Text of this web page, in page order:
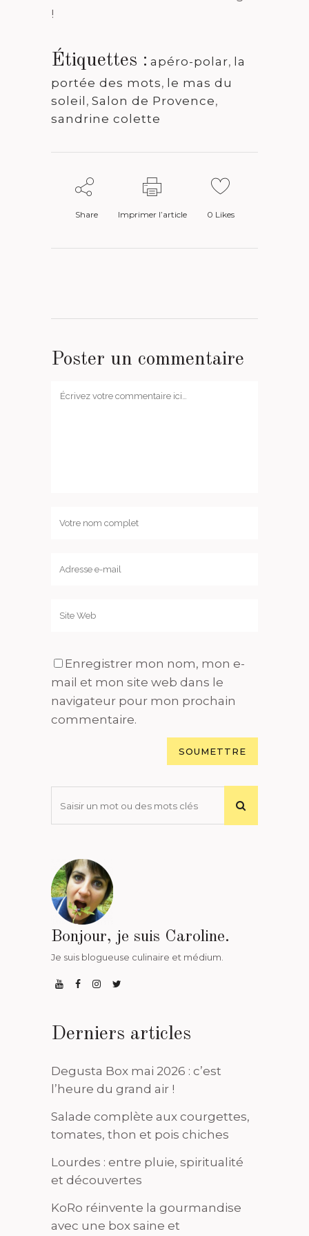
!
Étiquettes : apéro-polar, la
portée des mots, le mas du
soleil , Salon de Provence,
sandrine colette
Share Imprimer l’article 0 Likes
Poster un commentaire
Enregistrer mon nom, mon e-
mail et mon site web dans le
navigateur pour mon prochain
commentaire.
Bonjour, je suis Caroline.
Je suis blogueuse culinaire et médium.
Derniers articles
Degusta Box mai 2026 : c’est
l’heure du grand air !
Salade complète aux courgettes,
tomates, thon et pois chiches
Lourdes : entre pluie, spiritualité
et découvertes
KoRo réinvente la gourmandise
avec une box saine et